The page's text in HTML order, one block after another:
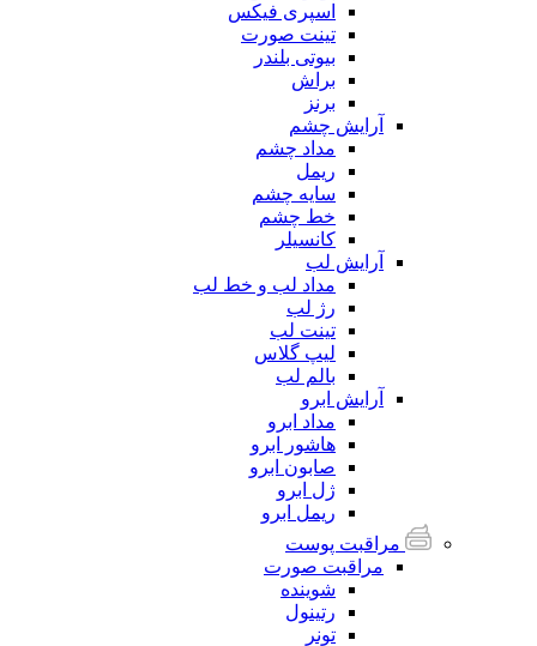
اسپری فیکس
تینت صورت
بیوتی بلندر
براش
برنز
آرایش چشم
مداد چشم
ریمل
سایه چشم
خط چشم
کانسیلر
آرایش لب
مداد لب و خط لب
رژ لب
تینت لب
لیپ گلاس
بالم لب
آرایش ابرو
مداد ابرو
هاشور ابرو
صابون ابرو
ژل ابرو
ریمل ابرو
مراقبت پوست
مراقبت صورت
شوینده
رتینول
تونر